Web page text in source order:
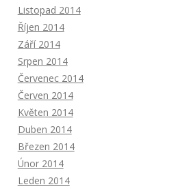
Listopad 2014
Říjen 2014
Září 2014
Srpen 2014
Červenec 2014
Červen 2014
Květen 2014
Duben 2014
Březen 2014
Únor 2014
Leden 2014